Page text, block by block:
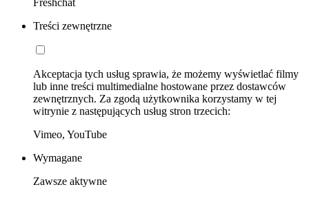
Freshchat
Treści zewnętrzne
Akceptacja tych usług sprawia, że możemy wyświetlać filmy
lub inne treści multimedialne hostowane przez dostawców
zewnętrznych. Za zgodą użytkownika korzystamy w tej
witrynie z następujących usług stron trzecich:
Vimeo, YouTube
Wymagane
Zawsze aktywne